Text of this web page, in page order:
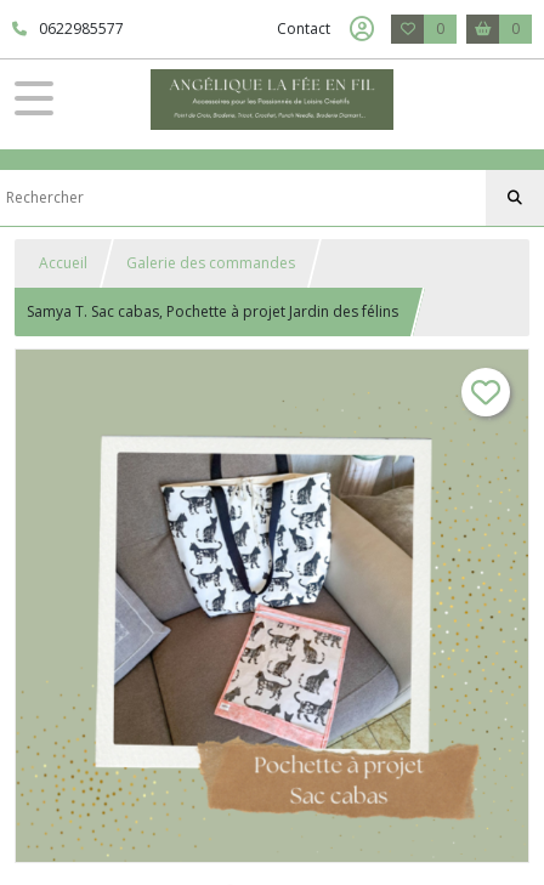
0622985577 Contact 0 0
Accueil Galerie des commandes
Samya T. Sac cabas, Pochette à projet Jardin des félins